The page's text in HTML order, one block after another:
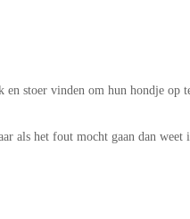
stoer vinden om hun hondje op
als het fout mocht gaan dan weet